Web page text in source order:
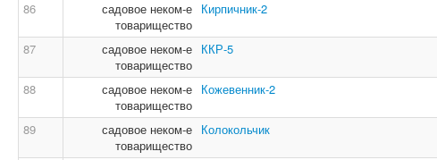
86
садовое неком-е
товарищество
Кирпичник-2
87
садовое неком-е
товарищество
ККР-5
88
садовое неком-е
товарищество
Кожевенник-2
89
садовое неком-е
товарищество
Колокольчик